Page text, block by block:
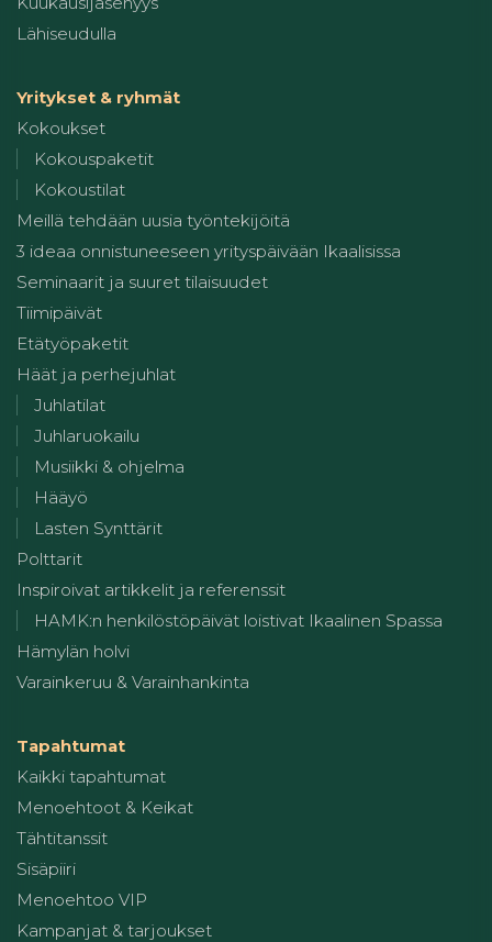
Lähiseudulla
Yritykset & ryhmät
Kokoukset
Kokouspaketit
Kokoustilat
Meillä tehdään uusia työntekijöitä
3 ideaa onnistuneeseen yrityspäivään Ikaalisissa
Seminaarit ja suuret tilaisuudet
Tiimipäivät
Etätyöpaketit
Häät ja perhejuhlat
Juhlatilat
Juhlaruokailu
Musiikki & ohjelma
Hääyö
Lasten Synttärit
Polttarit
Inspiroivat artikkelit ja referenssit
HAMK:n henkilöstöpäivät loistivat Ikaalinen Spassa
Hämylän holvi
Varainkeruu & Varainhankinta
Tapahtumat
Kaikki tapahtumat
Menoehtoot & Keikat
Tähtitanssit
Sisäpiiri
Menoehtoo VIP
Kampanjat & tarjoukset